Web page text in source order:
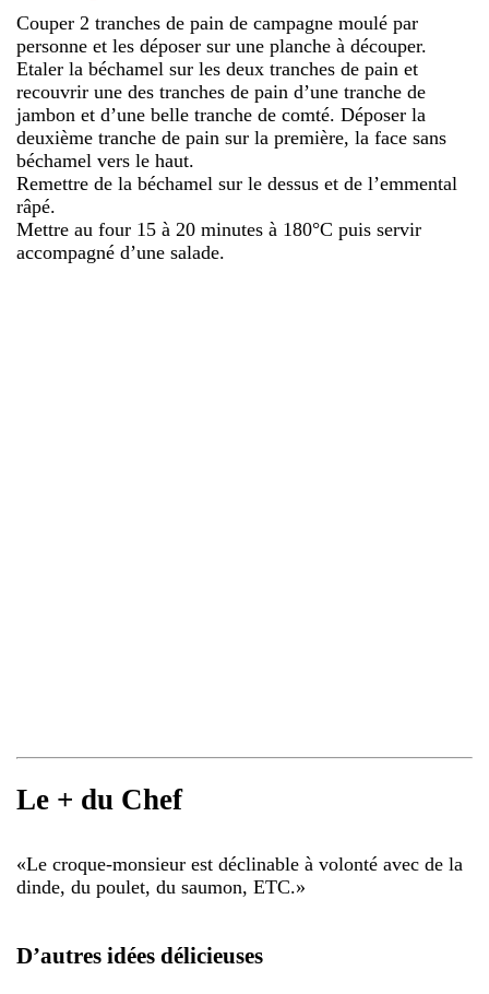
Couper 2 tranches de pain de campagne moulé par
personne et les déposer sur une planche à découper.
Etaler la béchamel sur les deux tranches de pain et
recouvrir une des tranches de pain d’une tranche de
jambon et d’une belle tranche de comté. Déposer la
deuxième tranche de pain sur la première, la face sans
béchamel vers le haut.
Remettre de la béchamel sur le dessus et de l’emmental
râpé.
Mettre au four 15 à 20 minutes à 180°C puis servir
accompagné d’une salade.
Le + du Chef
«Le croque-monsieur est déclinable à volonté avec de la
dinde, du poulet, du saumon, ETC.»
D’autres idées délicieuses